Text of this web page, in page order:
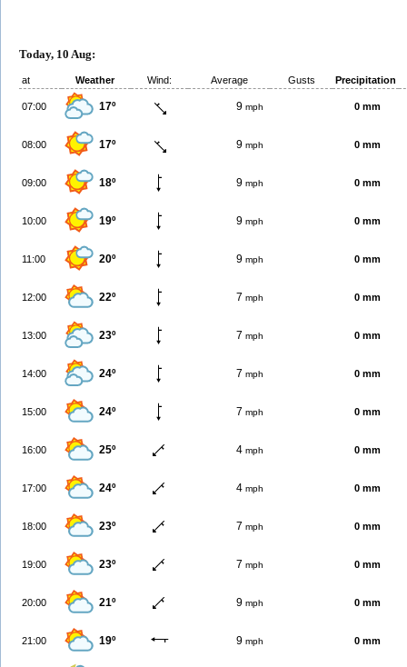
Today, 10 Aug:
at Weather Wind: Average Gusts Precipitation
07:00 17º 9 mph 0 mm
08:00 17º 9 mph 0 mm
09:00 18º 9 mph 0 mm
10:00 19º 9 mph 0 mm
11:00 20º 9 mph 0 mm
12:00 22º 7 mph 0 mm
13:00 23º 7 mph 0 mm
14:00 24º 7 mph 0 mm
15:00 24º 7 mph 0 mm
16:00 25º 4 mph 0 mm
17:00 24º 4 mph 0 mm
18:00 23º 7 mph 0 mm
19:00 23º 7 mph 0 mm
20:00 21º 9 mph 0 mm
21:00 19º 9 mph 0 mm